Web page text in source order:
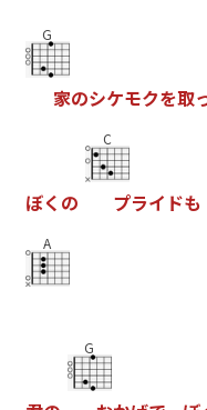
G
家のシケモクを取
ぼく の
C
プライ ドも
A
G